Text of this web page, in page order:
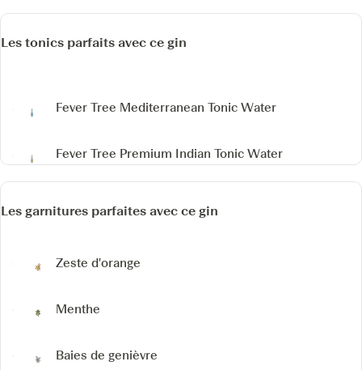
Les tonics parfaits avec ce gin
Fever Tree Mediterranean Tonic Water
Fever Tree Premium Indian Tonic Water
Les garnitures parfaites avec ce gin
Zeste d'orange
Menthe
Baies de genièvre